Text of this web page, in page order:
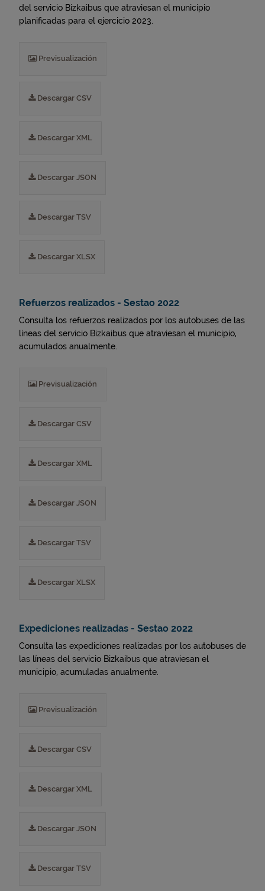
del servicio Bizkaibus que atraviesan el municipio
planificadas para el ejercicio 2023.
Previsualización
Descargar CSV
Descargar XML
Descargar JSON
Descargar TSV
Descargar XLSX
Refuerzos realizados - Sestao 2022
Consulta los refuerzos realizados por los autobuses de las
líneas del servicio Bizkaibus que atraviesan el municipio,
acumulados anualmente.
Previsualización
Descargar CSV
Descargar XML
Descargar JSON
Descargar TSV
Descargar XLSX
Expediciones realizadas - Sestao 2022
Consulta las expediciones realizadas por los autobuses de
las líneas del servicio Bizkaibus que atraviesan el
municipio, acumuladas anualmente.
Previsualización
Descargar CSV
Descargar XML
Descargar JSON
Descargar TSV